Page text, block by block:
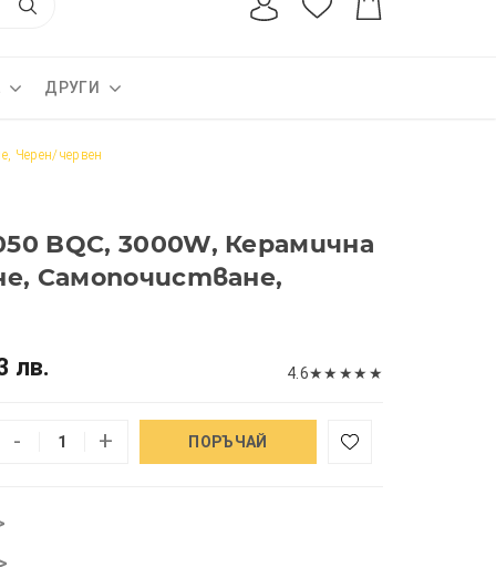
ДРУГИ
Черен/червен
BQC, 3000W, Керамична
Самопочистване,
лв. 4.6★★ ★★ ★
- + ПОРЪЧАЙ